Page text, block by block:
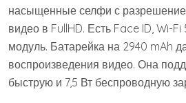
насыщенные селфи с
видео в FullHD. Есть Face ID, Wi-
модуль. Батарейка на 2940 mAh
воспроизведения видео. Она
быструю и 7,5 Вт беспроводную